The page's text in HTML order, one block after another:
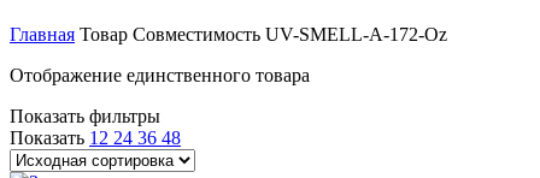
Главная Товар Совместимость UV-SMELL-A-172-Oz
Отображение единственного товара
Показать фильтры
Показать 12 24 36 48